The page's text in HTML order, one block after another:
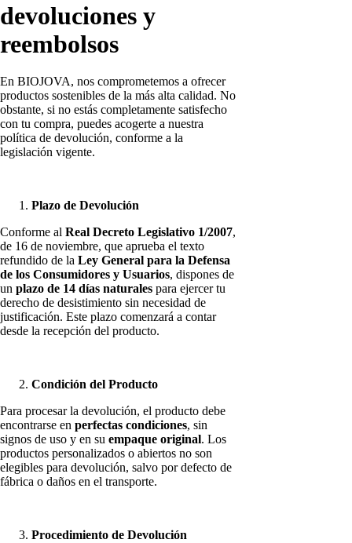
devoluciones y
reembolsos
En BIOJOVA, nos comprometemos a ofrecer
productos sostenibles de la más alta calidad. No
obstante, si no estás completamente satisfecho
con tu compra, puedes acogerte a nuestra
política de devolución, conforme a la
legislación vigente.
Plazo de Devolución
Conforme al Real Decreto Legislativo 1/2007,
de 16 de noviembre, que aprueba el texto
refundido de la Ley General para la Defensa
de los Consumidores y Usuarios, dispones de
un plazo de 14 días naturales para ejercer tu
derecho de desistimiento sin necesidad de
justificación. Este plazo comenzará a contar
desde la recepción del producto.
Condición del Producto
Para procesar la devolución, el producto debe
encontrarse en perfectas condiciones, sin
signos de uso y en su empaque original. Los
productos personalizados o abiertos no son
elegibles para devolución, salvo por defecto de
fábrica o daños en el transporte.
Procedimiento de Devolución